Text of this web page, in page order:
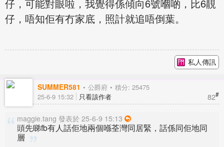
仔，可能對眼啦，我覺得係傾向6號嗰啲，比6靚
仔，唔知佢有冇家底，照計就追唔倒葉。
私人傳訊
SUMMER581 公爵府 積分: 25475
82#
25-6-9 15:32 只看該作者
maggie.tang 發表於 25-6-9 15:13
頭先睇fb有人話佢地兩個喺荃灣同居緊，話係同佢地同
層